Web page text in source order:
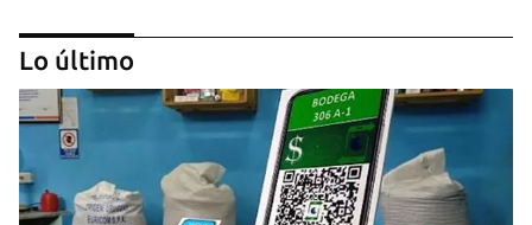
Lo último